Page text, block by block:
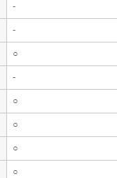
-
-
○
-
○
○
○
○